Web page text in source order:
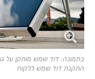
בתמונה: דוד שמש מותקן על
התקנת דוד שמש ללקוח